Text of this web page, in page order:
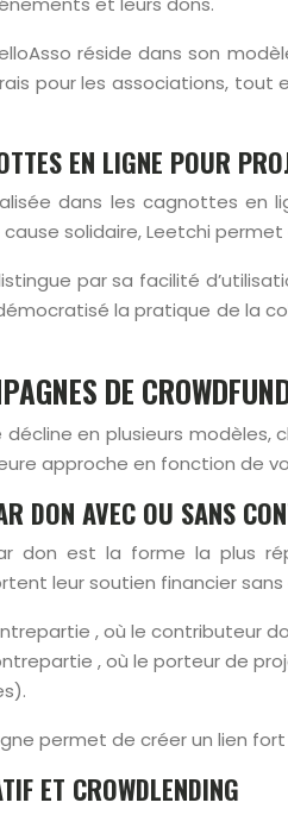
réside dans son
pour les associations,
EN LIGNE POUR
dans les cagnottes en
solidaire, Leetchi
par sa facilité
la pratique de la
DE
décline en plusieurs
approche en fonction de
DON AVEC OU SANS
don est la forme la plus
leur soutien financier
, où le contributeur
, où le porteur de
permet de créer un lien
ET CROWDLENDING